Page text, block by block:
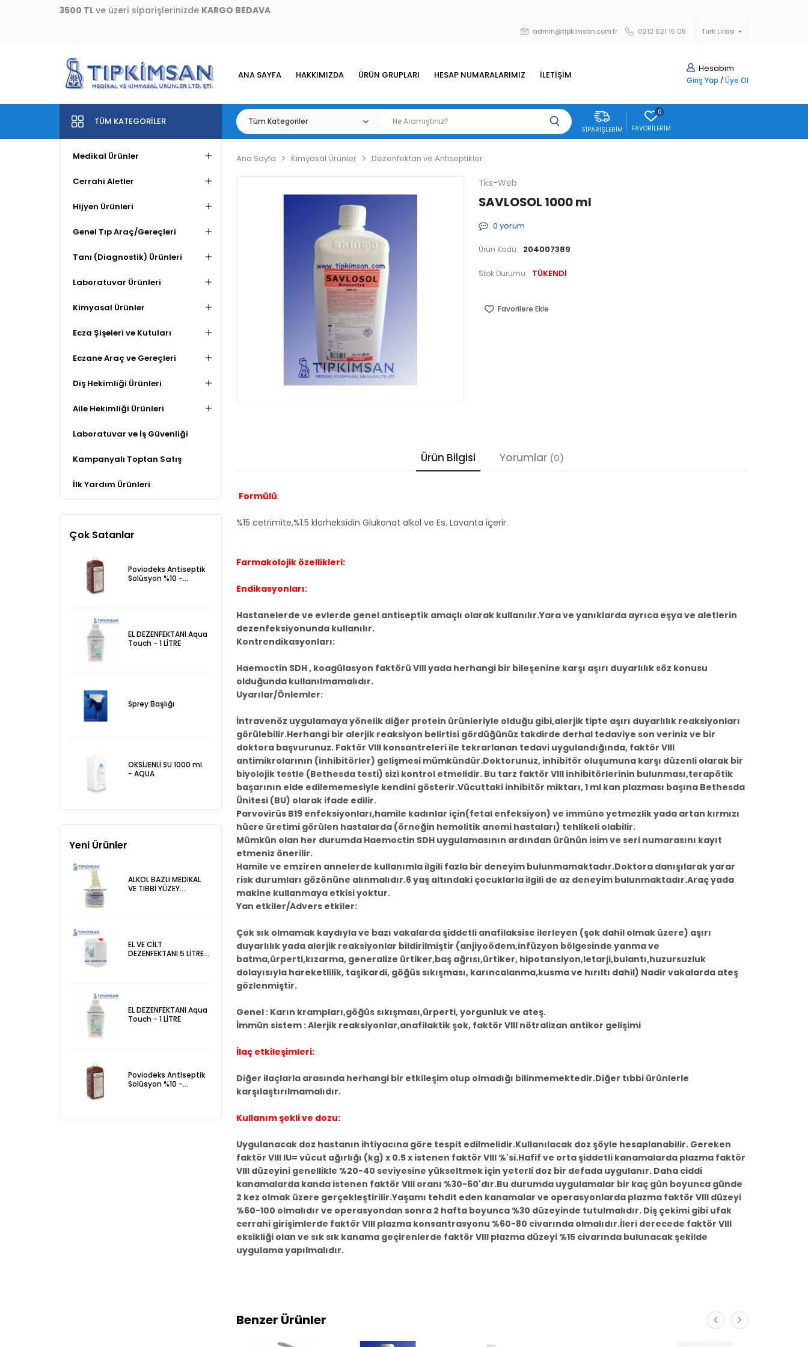
3500 TL ve üzeri siparişlerinizde KARGO BEDAVA
Türk Lirası
admin@tipkimsan.com.tr 0212 621 15 05
Hesabım
Giriş Yap / Üye Ol
ANA SAYFA HAKKIMIZDA ÜRÜN GRUPLARI HESAP NUMARALARIMIZ İLETİŞİM
TÜM KATEGORILER
Medikal Ürünler
Cerrahi Aletler
Hijyen Ürünleri
Genel Tıp Araç/Gereçleri
Tanı (Diagnostik) Ürünleri
Laboratuvar Ürünleri
Kimyasal Ürünler
Ecza Şişeleri ve Kutuları
Eczane Araç ve Gereçleri
Diş Hekimliği Ürünleri
Aile Hekimliği Ürünleri
Laboratuvar ve İş Güvenliği
Kampanyalı Toptan Satış
İlk Yardım Ürünleri
SIPARIŞLERIM
0
FAVORILERIM
Ana Sayfa Kimyasal Ürünler Dezenfektan ve Antiseptikler
Tks-Web
SAVLOSOL 1000 ml
0 yorum
Ürün Kodu: 204007389
Stok Durumu: TÜKENDİ
Favorilere Ekle
Ürün Bilgisi Yorumlar (0)
Formülü:
%15 cetrimite,%1.5 klorheksidin Glukonat alkol ve Es. Lavanta içerir.
Farmakolojik özellikleri:
Endikasyonları:
Hastanelerde ve evlerde genel antiseptik amaçlı olarak kullanılır.Yara ve yanıklarda ayrıca eşya ve aletlerin
dezenfeksiyonunda kullanılır.
Kontrendikasyonları:
Haemoctin SDH , koagülasyon faktörü VIII yada herhangi bir bileşenine karşı aşırı duyarlılık söz konusu
olduğunda kullanılmamalıdır.
Uyarılar/Önlemler:
İntravenöz uygulamaya yönelik diğer protein ürünleriyle olduğu gibi,alerjik tipte aşırı duyarlılık reaksiyonları
görülebilir.Herhangi bir alerjik reaksiyon belirtisi gördüğünüz takdirde derhal tedaviye son veriniz ve bir
doktora başvurunuz. Faktör VIII konsantreleri ile tekrarlanan tedavi uygulandığında, faktör VIII
antimikrolarının (inhibitörler) gelişmesi mümkündür.Doktorunuz, inhibitör oluşumuna karşı düzenli olarak bir
biyolojik testle (Bethesda testi) sizi kontrol etmelidir. Bu tarz faktör VIII inhibitörlerinin bulunması,terapötik
başarının elde edilememesiyle kendini gösterir.Vücuttaki inhibitör miktarı, 1 ml kan plazması başına Bethesda
Ünitesi (BU) olarak ifade edilir.
Parvovirüs B19 enfeksiyonları,hamile kadınlar için(fetal enfeksiyon) ve immüno yetmezlik yada artan kırmızı
hücre üretimi görülen hastalarda (örneğin hemolitik anemi hastaları) tehlikeli olabilir.
Mümkün olan her durumda Haemoctin SDH uygulamasının ardından ürünün isim ve seri numarasını kayıt
etmeniz önerilir.
Hamile ve emziren annelerde kullanımla ilgili fazla bir deneyim bulunmamaktadır.Doktora danışılarak yarar
risk durumları gözönüne alınmalıdır.6 yaş altındaki çocuklarla ilgili de az deneyim bulunmaktadır.Araç yada
makine kullanmaya etkisi yoktur.
Yan etkiler/Advers etkiler:
Çok sık olmamak kaydıyla ve bazı vakalarda şiddetli anafilaksise ilerleyen (şok dahil olmak üzere) aşırı
duyarlılık yada alerjik reaksiyonlar bildirilmiştir (anjiyoödem,infüzyon bölgesinde yanma ve
batma,ürperti,kızarma, generalize ürtiker,baş ağrısı,ürtiker, hipotansiyon,letarji,bulantı,huzursuzluk
dolayısıyla hareketlilik, taşikardi, göğüs sıkışması, karıncalanma,kusma ve hırıltı dahil) Nadir vakalarda ateş
gözlenmiştir.
Genel : Karın krampları,göğüs sıkışması,ürperti, yorgunluk ve ateş.
İmmün sistem : Alerjik reaksiyonlar,anafilaktik şok, faktör VIII nötralizan antikor gelişimi
İlaç etkileşimleri:
Diğer ilaçlarla arasında herhangi bir etkileşim olup olmadığı bilinmemektedir.Diğer tıbbi ürünlerle
karşılaştırılmamalıdır.
Kullanım şekli ve dozu:
Uygulanacak doz hastanın ihtiyacına göre tespit edilmelidir.Kullanılacak doz şöyle hesaplanabilir. Gereken
faktör VIII IU= vücut ağırlığı (kg) x 0.5 x istenen faktör VIII %'si.Hafif ve orta şiddetli kanamalarda plazma faktör
VIII düzeyini genellikle %20-40 seviyesine yükseltmek için yeterli doz bir defada uygulanır. Daha ciddi
kanamalarda kanda istenen faktör VIII oranı %30-60'dır.Bu durumda uygulamalar bir kaç gün boyunca günde
2 kez olmak üzere gerçekleştirilir.Yaşamı tehdit eden kanamalar ve operasyonlarda plazma faktör VIII düzeyi
%60-100 olmalıdır ve operasyondan sonra 2 hafta boyunca %30 düzeyinde tutulmalıdır. Diş çekimi gibi ufak
cerrahi girişimlerde faktör VIII plazma konsantrasyonu %60-80 civarında olmalıdır.İleri derecede faktör VIII
eksikliği olan ve sık sık kanama geçirenlerde faktör VIII plazma düzeyi %15 civarında bulunacak şekilde
uygulama yapılmalıdır.
Benzer Ürünler
Çok Satanlar
Poviodeks Antiseptik
Solüsyon %10 -
EL DEZENFEKTANI Aqua
Touch - 1 LİTRE
Sprey Başlığı
OKSİJENLİ SU 1000 ml.
- AQUA
Yeni Ürünler
ALKOL BAZLI MEDİKAL
VE TIBBİ YÜZEY
EL VE CİLT
DEZENFEKTANI 5 LİTRE
EL DEZENFEKTANI Aqua
Touch - 1 LİTRE
Poviodeks Antiseptik
Solüsyon %10 -